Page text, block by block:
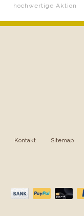
hochwertige Aktion
Kontakt Sitemap